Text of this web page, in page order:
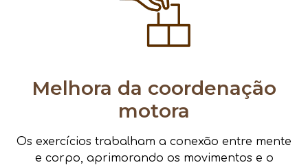
Melhora da coordenação
motora
Os exercícios trabalham a conexão entre mente
e corpo, aprimorando os movimentos e o